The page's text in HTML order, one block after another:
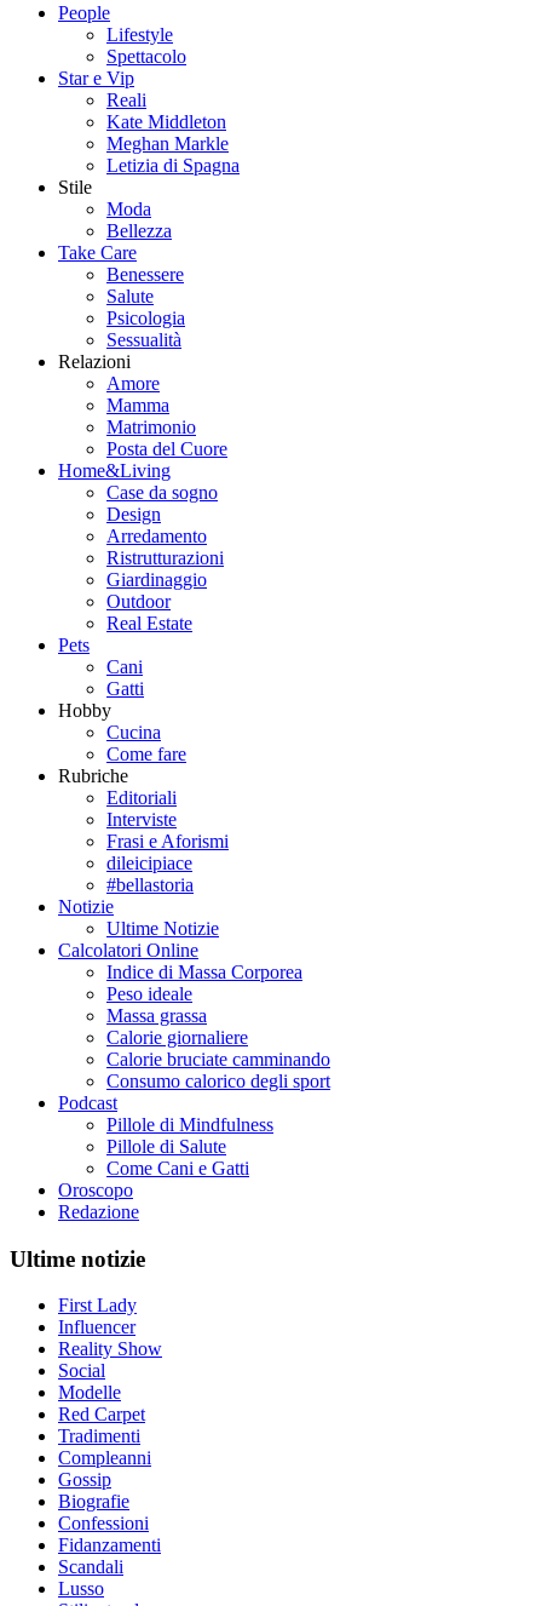
People
Lifestyle
Spettacolo
Star e Vip
Reali
Kate Middleton
Meghan Markle
Letizia di Spagna
Stile
Moda
Bellezza
Take Care
Benessere
Salute
Psicologia
Sessualità
Relazioni
Amore
Mamma
Matrimonio
Posta del Cuore
Home&Living
Case da sogno
Design
Arredamento
Ristrutturazioni
Giardinaggio
Outdoor
Real Estate
Pets
Cani
Gatti
Hobby
Cucina
Come fare
Rubriche
Editoriali
Interviste
Frasi e Aforismi
dileicipiace
#bellastoria
Notizie
Ultime Notizie
Calcolatori Online
Indice di Massa Corporea
Peso ideale
Massa grassa
Calorie giornaliere
Calorie bruciate camminando
Consumo calorico degli sport
Podcast
Pillole di Mindfulness
Pillole di Salute
Come Cani e Gatti
Oroscopo
Redazione
Ultime notizie
First Lady
Influencer
Reality Show
Social
Modelle
Red Carpet
Tradimenti
Compleanni
Gossip
Biografie
Confessioni
Fidanzamenti
Scandali
Lusso